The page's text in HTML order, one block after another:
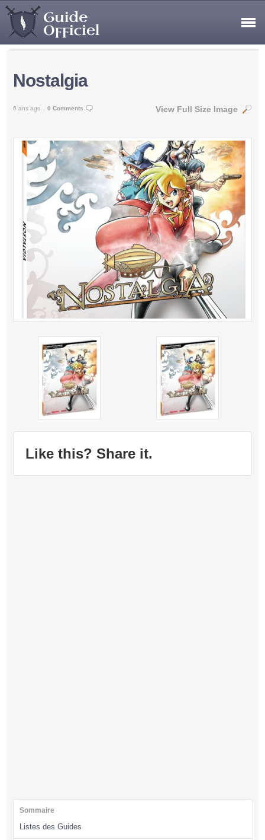
Nostalgia
6 ans ago 0 Comments View Full Size Image
Like this? Share it.
Sommaire
Listes des Guides